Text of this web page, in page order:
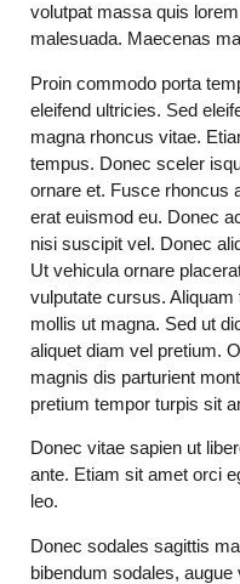
volutpat massa quis
malesuada. Maecenas
Proin commodo porta
eleifend ultricies. Sed
magna rhoncus vitae.
tempus. Donec sceler
ornare et. Fusce rhoncus
erat euismod eu. Donec
nisi suscipit vel. Donec
Ut vehicula ornare
vulputate cursus.
mollis ut magna. Sed ut
aliquet diam vel pretium.
magnis dis parturient
pretium tempor turpis sit
Donec vitae sapien ut
ante. Etiam sit amet orci
leo.
Donec sodales sagittis
bibendum sodales,